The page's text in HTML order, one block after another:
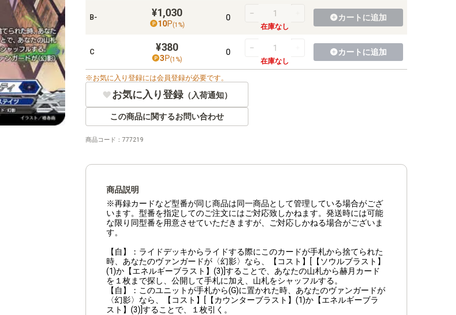
B- ¥1,030
10P(1 %)
0
在庫なし
カートに追加
C ¥380
3P(1 %)
0
在庫なし
カートに追加
お気に入り登録には会員登録が必要です。
お気に入り登録（入荷通知）
この商品に関するお問い合わせ
商品コード： 777219
商品説明
※再録カードなど型番が同じ商品は同一商品として管理している場合がござ
います。型番を指定してのご注文にはご対応致しかねます。発送時には可能
な限り同型番を用意させていただきますが、ご対応しかねる場合がございま
す。
【自】：ライドデッキからライドする際にこのカードが手札から捨てられた
時、あなたのヴァンガードが〈幻影〉なら、【コスト】[【ソウルブラスト】
(1)か【エネルギーブラスト】(3)]することで、あなたの山札から赫月カード
を１枚まで探し、公開して手札に加え、山札をシャッフルする。
【自】：このユニットが手札から(G)に置かれた時、あなたのヴァンガードが
〈幻影〉なら、【コスト】[【カウンターブラスト】(1)か【エネルギーブラ
スト】(3)]することで、１枚引く。